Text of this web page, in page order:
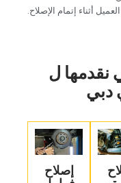
أثناء إتمام الإصلاح.‏
نقدمها ل‏
دبي‏
‏إصلاح